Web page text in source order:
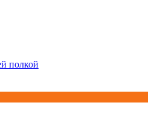
полкой